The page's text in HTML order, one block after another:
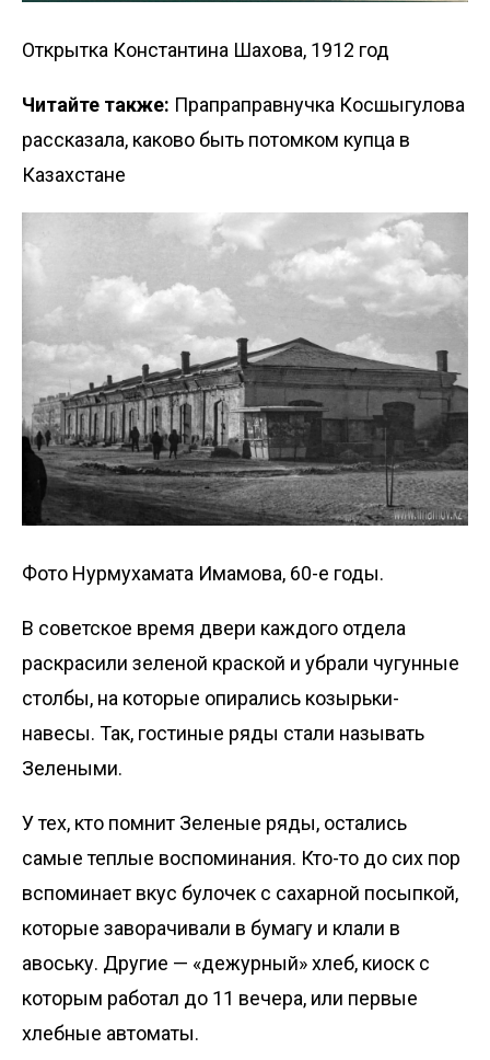
Открытка Константина Шахова, 1912 год
Читайте также: Прапраправнучка Косшыгулова
рассказала, каково быть потомком купца в
Казахстане
Фото Нурмухамата Имамова, 60-е годы.
В советское время двери каждого отдела
раскрасили зеленой краской и убрали чугунные
столбы, на которые опирались козырьки-
навесы. Так, гостиные ряды стали называть
Зелеными.
У тех, кто помнит Зеленые ряды, остались
самые теплые воспоминания. Кто-то до сих пор
вспоминает вкус булочек с сахарной посыпкой,
которые заворачивали в бумагу и клали в
авоську. Другие — «дежурный» хлеб, киоск с
которым работал до 11 вечера, или первые
хлебные автоматы.